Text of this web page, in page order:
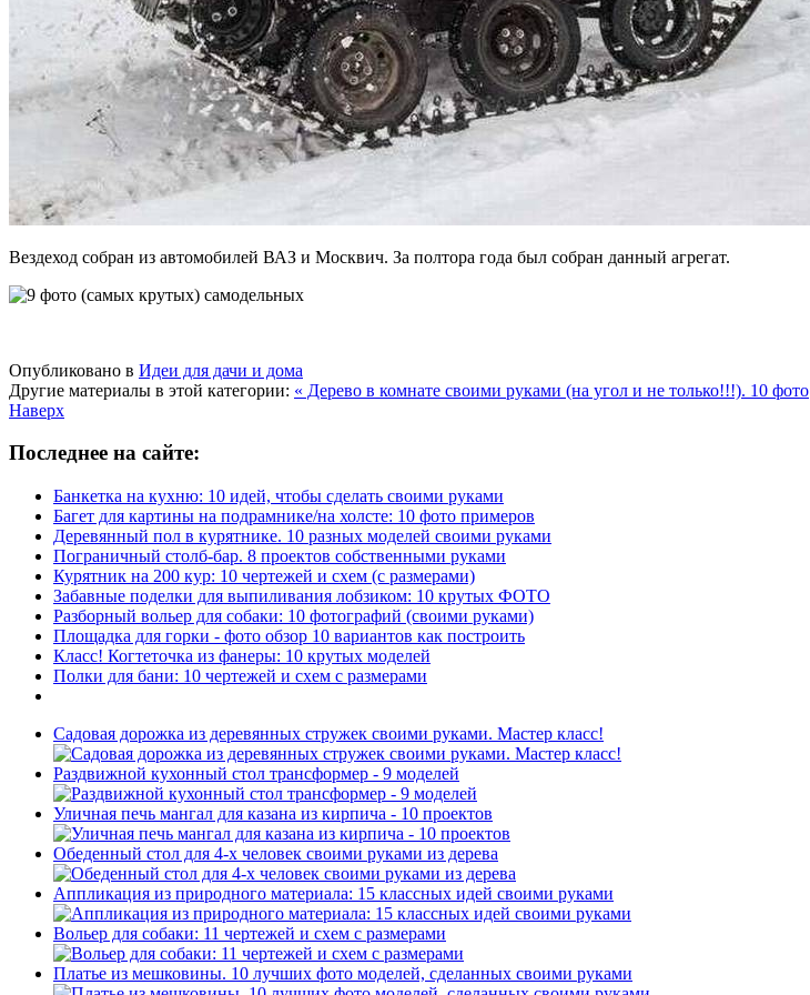
Вездеход собран из автомобилей ВАЗ и Москвич. За полтора года был собран данный агрегат.
Опубликовано в Идеи для дачи и дома
Другие материалы в этой категории: « Дерево в комнате своими руками (на угол и не только!!!). 10 фото
Наверх
Последнее на сайте:
Банкетка на кухню: 10 идей, чтобы сделать своими руками
Багет для картины на подрамнике/на холсте: 10 фото примеров
Деревянный пол в курятнике. 10 разных моделей своими руками
Пограничный столб-бар. 8 проектов собственными руками
Курятник на 200 кур: 10 чертежей и схем (с размерами)
Забавные поделки для выпиливания лобзиком: 10 крутых ФОТО
Разборный вольер для собаки: 10 фотографий (своими руками)
Площадка для горки - фото обзор 10 вариантов как построить
Класс! Когтеточка из фанеры: 10 крутых моделей
Полки для бани: 10 чертежей и схем с размерами
Садовая дорожка из деревянных стружек своими руками. Мастер класс!
Раздвижной кухонный стол трансформер - 9 моделей
Уличная печь мангал для казана из кирпича - 10 проектов
Обеденный стол для 4-х человек своими руками из дерева
Аппликация из природного материала: 15 классных идей своими руками
Вольер для собаки: 11 чертежей и схем с размерами
Платье из мешковины. 10 лучших фото моделей, сделанных своими руками